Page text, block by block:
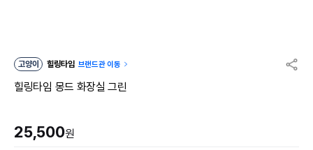
고양이 힐링타임 브랜드관 이동
힐링타임 몽드 화장실 그린
25,500원